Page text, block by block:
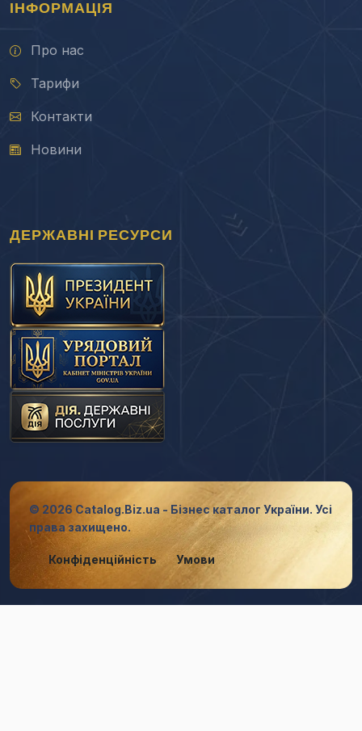
ІНФОРМАЦІЯ
Про нас
Тарифи
Контакти
Новини
ДЕРЖАВНІ РЕСУРСИ
© 2026 Catalog.Biz.ua - Бізнес каталог України. Усі
права захищено.
Конфіденційність Умови